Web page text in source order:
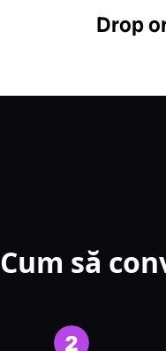
Cum să